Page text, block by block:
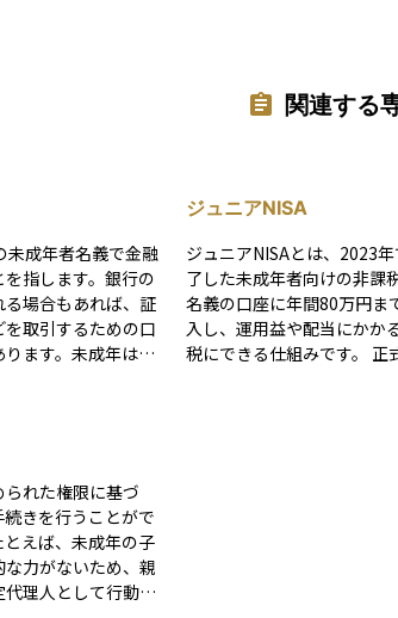
関連する
未成年者名義で金融
指します。銀行の
場合もあれば、証
取引するための口
ます。未成年は単
NISAのような制度
で投資を始められ
ため、利用条件を
です。投資初心者
来のために早いう
効な手段といえま
ジュニアNISA
ジュニアNISAとは、2023
了した未成年者向けの非課
名義の口座に年間80万円ま
入し、運用益や配当にかか
税にできる仕組みです。 正式名称は「未成年者少
れた権限に基づ
きを行うことがで
えば、未成年の子
力がないため、親
理人として行動し